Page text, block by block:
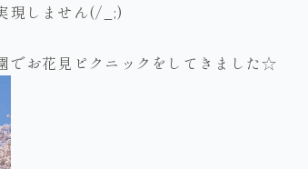
現しません(/_;)
でお花見ピクニックをしてきました☆